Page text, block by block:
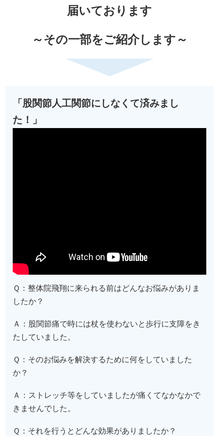
届いております
～その一部をご紹介します～
「股関節人工関節にしなくて済みまし
た！」
Ｑ：整体院飛翔に来られる前はどんなお悩みがありま
したか？
Ａ：股関節痛で時には杖を使わないと歩行に支障をき
たしていました。
Ｑ：そのお悩みを解決するために何をしていました
か？
Ａ：ストレッチ等をしていましたが痛くてなかなかで
きませんでした。
Ｑ：それを行うとどんな効果がありましたか？